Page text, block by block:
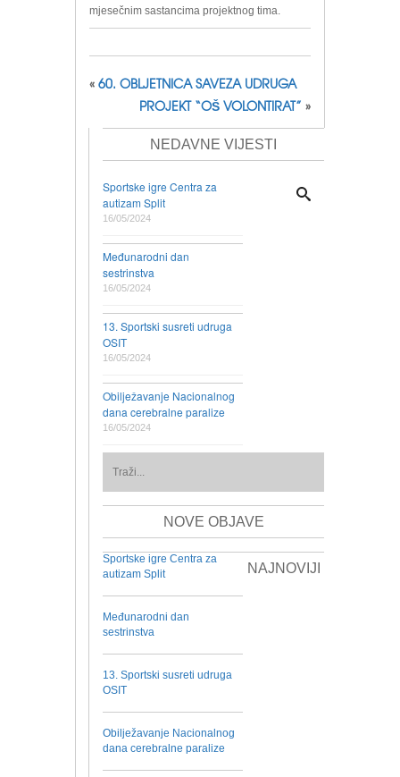
mjesečnim sastancima projektnog tima.
« 60. OBLJETNICA SAVEZA UDRUGA
PROJEKT “OŠ VOLONTIRAT” »
NEDAVNE VIJESTI
Sportske igre Centra za
autizam Split
16/05/2024
Međunarodni dan
sestrinstva
16/05/2024
13. Sportski susreti udruga
OSIT
16/05/2024
Obilježavanje Nacionalnog
dana cerebralne paralize
16/05/2024
NOVE OBJAVE
Sportske igre Centra za
autizam Split
Međunarodni dan
sestrinstva
13. Sportski susreti udruga
OSIT
Obilježavanje Nacionalnog
dana cerebralne paralize
NAJNOVIJI